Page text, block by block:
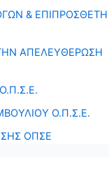
& ΕΠΙΠΡΟΣΘΕΤΗ
ΑΠΕΛΕΥΘΕΡΩΣΗ
Ο.Π.Σ.Ε.
ΟΠΣΕ